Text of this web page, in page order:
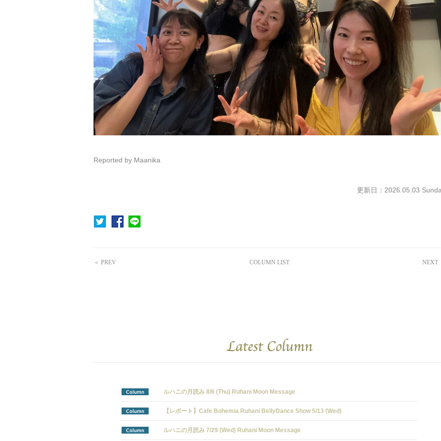
Reported by Maanika
更新日：2026.05.03
＜ PREV COLUMN LIST NEXT
Column ルハニの月読み 8/6 (Thu) Ruhani Moon Message
Column 【レポート】Cafe Bohemia Ruhani BellyDance Show 5/13 (Wed)
Column ルハニの月読み 7/29 (Wed) Ruhani Moon Message